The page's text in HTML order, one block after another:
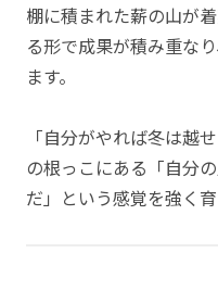
棚に積まれた薪の山が
る形で成果が積み重な
ます。
「自分がやれば冬は越
の根っこにある「自分
だ」という感覚を強く育